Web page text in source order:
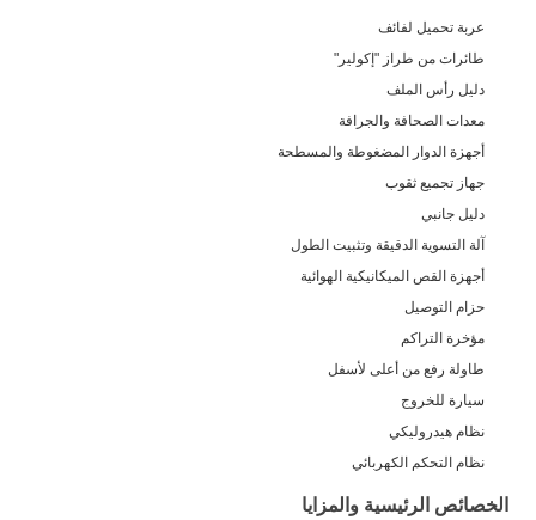
عربة تحميل لفائف
طائرات من طراز "إكولير"
دليل رأس الملف
معدات الصحافة والجرافة
أجهزة الدوار المضغوطة والمسطحة
جهاز تجميع ثقوب
دليل جانبي
آلة التسوية الدقيقة وتثبيت الطول
أجهزة القص الميكانيكية الهوائية
حزام التوصيل
مؤخرة التراكم
طاولة رفع من أعلى لأسفل
سيارة للخروج
نظام هيدروليكي
نظام التحكم الكهربائي
الخصائص الرئيسية والمزايا